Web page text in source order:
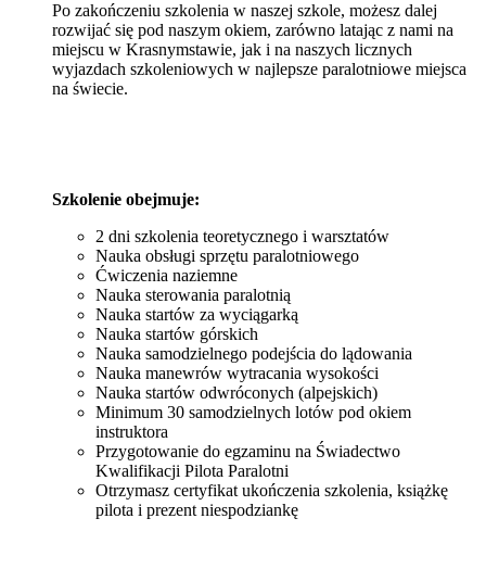
Po zakończeniu szkolenia w naszej szkole, możesz dalej
rozwijać się pod naszym okiem, zarówno latając z nami na
miejscu w Krasnymstawie, jak i na naszych licznych
wyjazdach szkoleniowych w najlepsze paralotniowe miejsca
na świecie.
Szkolenie obejmuje:
2 dni szkolenia teoretycznego i warsztatów
Nauka obsługi sprzętu paralotniowego
Ćwiczenia naziemne
Nauka sterowania paralotnią
Nauka startów za wyciągarką
Nauka startów górskich
Nauka samodzielnego podejścia do lądowania
Nauka manewrów wytracania wysokości
Nauka startów odwróconych (alpejskich)
Minimum 30 samodzielnych lotów pod okiem
instruktora
Przygotowanie do egzaminu na Świadectwo
Kwalifikacji Pilota Paralotni
Otrzymasz certyfikat ukończenia szkolenia, książkę
pilota i prezent niespodziankę